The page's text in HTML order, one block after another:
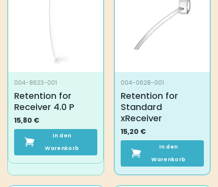
004-8623-001
Retention for
Receiver 4.0 P
15,80 €
In den
Warenkorb
004-0628-001
Retention for
Standard
xReceiver
15,20 €
In den
Warenkorb